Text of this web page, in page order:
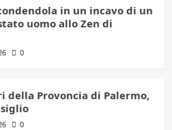
in un incavo di un
uomo allo Zen di
0
della Provoncia di Palermo,
0